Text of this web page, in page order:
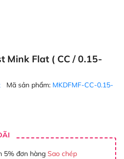
Mink Flat ( CC / 0.15-
Mã sản phẩm: MKDFMF-CC-0.15-
5% đơn hàng Sao chép